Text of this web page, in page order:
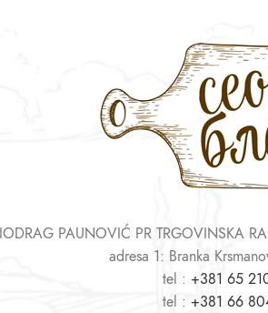
PAUNOVIĆ PR TRGOVINSKA
adresa 1: Branka
tel : +381 65
tel : +381 66